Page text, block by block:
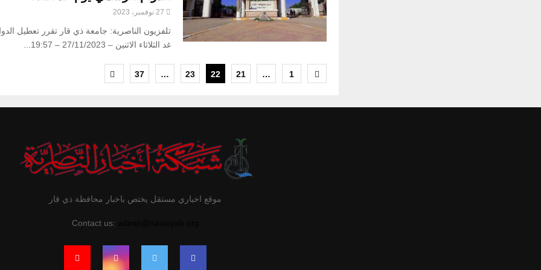
27 نوفمبر، 2023
تلفزيون الناصرية: جامعة ذي قار تقرر تعطيل
غد الثلاثاء الاثنين – 27/11/2023 – 19:57...
تعدد
1
…
21
22
23
…
37
موقع اخباري مستقل يختص باخبار محافظة ذي قار
Contact us: